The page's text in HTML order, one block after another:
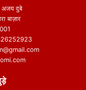
अजय दुबे
बाज़ार